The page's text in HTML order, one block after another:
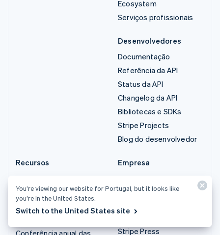
Ecosystem
Serviços profissionais
Desenvolvedores
Documentação
Referência da API
Status da API
Changelog da API
Bibliotecas e SDKs
Stripe Projects
Blog do desenvolvedor
Recursos
Histórias de clientes
Conferência anual das
Empresa
produto
Sala de imprensa
Stripe Press
You’re viewing our website for Portugal, but it looks like
you’re in the United States.
Switch to the United States site